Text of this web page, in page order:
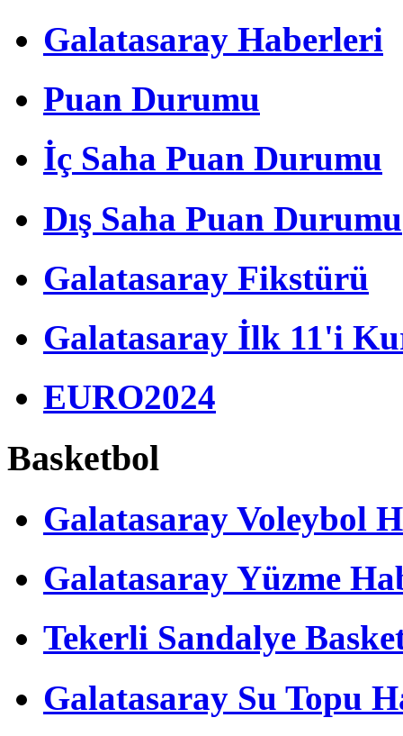
Galatasaray Haberleri
Puan Durumu
İç Saha Puan Durumu
Dış Saha Puan Durumu
Galatasaray Fikstürü
Galatasaray İlk 11'i
EURO2024
Basketbol
Galatasaray Voleybol
Galatasaray Yüzme
Tekerli Sandalye
Galatasaray Su Topu